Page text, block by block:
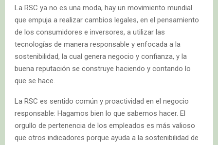
La RSC ya no es una moda, hay un movimiento mundial
que empuja a realizar cambios legales, en el pensamiento
de los consumidores e inversores, a utilizar las
tecnologías de manera responsable y enfocada a la
sostenibilidad, la cual genera negocio y confianza, y la
buena reputación se construye haciendo y contando lo
que se hace.
La RSC es sentido común y proactividad en el negocio
responsable: Hagamos bien lo que sabemos hacer. El
orgullo de pertenencia de los empleados es más valioso
que otros indicadores porque ayuda a la sostenibilidad de